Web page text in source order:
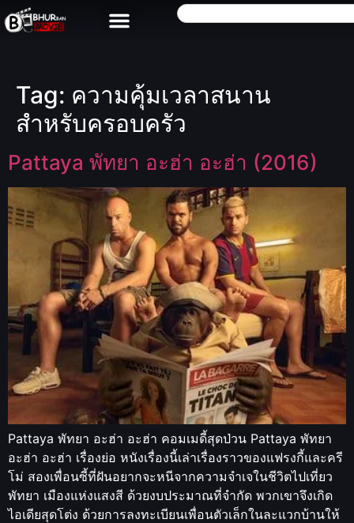
Tag: ความคุ้มเวลาสนาน
สำหรับครอบครัว
Pattaya พัทยา อะฮ่า อะฮ่า (2016)
Pattaya พัทยา อะฮ่า อะฮ่า คอมเมดี้สุดป่วน Pattaya พัทยา
อะฮ่า อะฮ่า เรื่องย่อ หนังเรื่องนี้เล่าเรื่องราวของแฟรงกี้และครี
โม่ สองเพื่อนซี้ที่ฝันอยากจะหนีจากความจำเจในชีวิตไปเที่ยว
พัทยา เมืองแห่งแสงสี ด้วยงบประมาณที่จำกัด พวกเขาจึงเกิด
ไอเดียสุดโต่ง ด้วยการลงทะเบียนเพื่อนตัวเล็กในละแวกบ้านให้